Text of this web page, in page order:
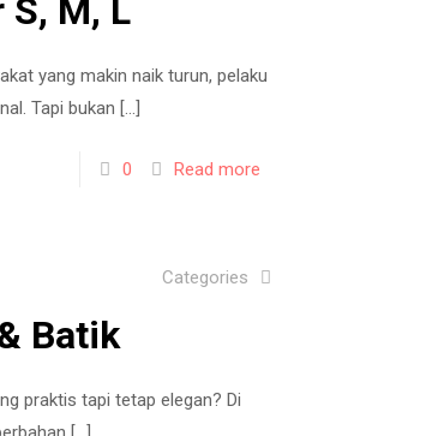
S, M, L
yang makin naik turun, pelaku
Tapi bukan […]
0 Read more
Categories
Batik
praktis tapi tetap elegan? Di